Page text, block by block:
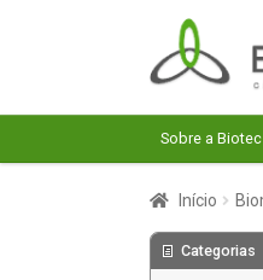
Pular
para
navegação
Pular
para
o
conteúdo
Sobre a Biotec
Início
Categorias